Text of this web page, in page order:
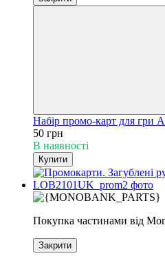
Набір промо-карт для гри
50 грн
В наявності
Купити
Покупка частинами від
Закрити